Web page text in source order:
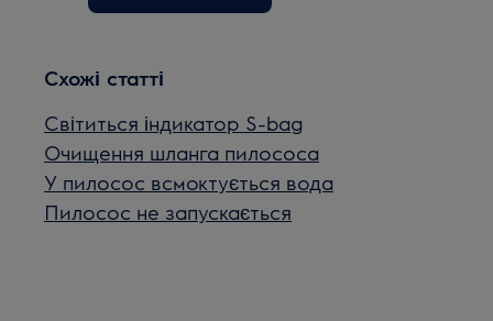
Схожі статті
Світиться індикатор S-bag
Очищення шланга пилососа
У пилосос всмоктується вода
Пилосос не запускається